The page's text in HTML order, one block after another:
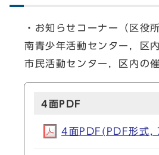
・お知らせコーナー（区役
南青少年活動センター，区
市民活動センター，区内の催
4面PDF
4面PDF(PDF形式